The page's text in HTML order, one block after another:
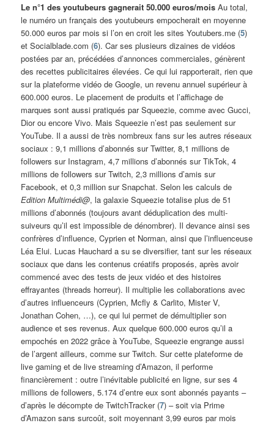
Le n°1 des youtubeurs gagnerait 50.000 euros/moisAu total,
le numéro un français des youtubeurs empocherait en moyenne
50.000 euros par mois si l’on en croit les sites Youtubers.me (5)
et Socialblade.com (6). Car ses plusieurs dizaines de vidéos
postées par an, précédées d’annonces commerciales, génèrent
des recettes publicitaires élevées. Ce qui lui rapporterait, rien que
sur la plateforme vidéo de Google, un revenu annuel supérieur à
600.000 euros. Le placement de produits et l’affichage de
marques sont aussi pratiqués par Squeezie, comme avec Gucci,
Dior ou encore Vivo. Mais Squeezie n’est pas seulement sur
YouTube. Il a aussi de très nombreux fans sur les autres réseaux
sociaux : 9,1 millions d’abonnés sur Twitter, 8,1 millions de
followers sur Instagram, 4,7 millions d’abonnés sur TikTok, 4
millions de followers sur Twitch, 2,3 millions d’amis sur
Facebook, et 0,3 million sur Snapchat. Selon les calculs de
Edition Multimédi@, la galaxie Squeezie totalise plus de 51
millions d’abonnés (toujours avant déduplication des multi-
suiveurs qu’il est impossible de dénombrer). Il devance ainsi ses
confrères d’influence, Cyprien et Norman, ainsi que l’influenceuse
Léa Elui. Lucas Hauchard a su se diversifier, tant sur les réseaux
sociaux que dans les contenus créatifs proposés, après avoir
commencé avec des tests de jeux vidéo et des histoires
effrayantes (threads horreur). Il multiplie les collaborations avec
d’autres influenceurs (Cyprien, Mcfly & Carlito, Mister V,
Jonathan Cohen, …), ce qui lui permet de démultiplier son
audience et ses revenus. Aux quelque 600.000 euros qu’il a
empochés en 2022 grâce à YouTube, Squeezie engrange aussi
de l’argent ailleurs, comme sur Twitch. Sur cette plateforme de
live gaming et de live streaming d’Amazon, il performe
financièrement : outre l’inévitable publicité en ligne, sur ses 4
millions de followers, 5.174 d’entre eux sont abonnés payants –
d’après le décompte de TwitchTracker (7) – soit via Prime
d’Amazon sans surcoût, soit moyennant 3,99 euros par mois